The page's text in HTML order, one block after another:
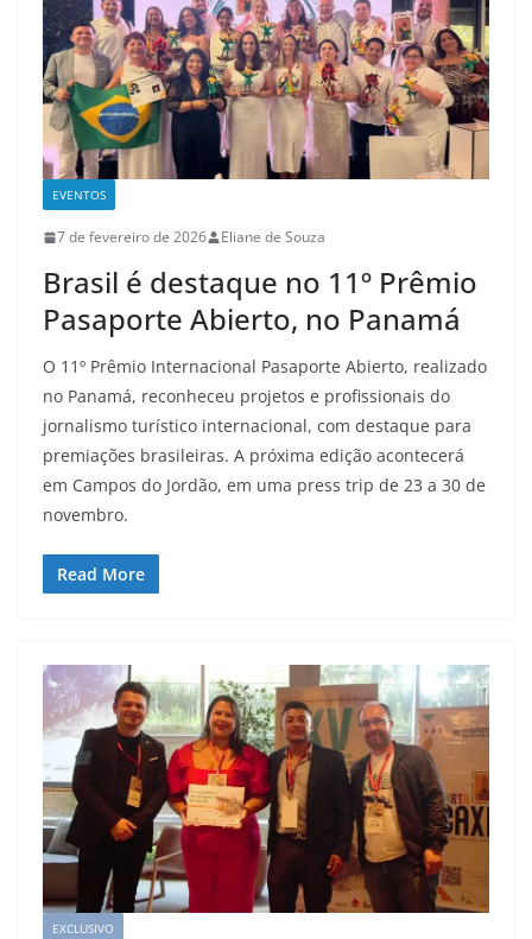
EVENTOS
7 de fevereiro de 2026 Eliane de Souza
Brasil é destaque no 11º Prêmio
Pasaporte Abierto, no Panamá
O 11º Prêmio Internacional Pasaporte Abierto, realizado
no Panamá, reconheceu projetos e profissionais do
jornalismo turístico internacional, com destaque para
premiações brasileiras. A próxima edição acontecerá
em Campos do Jordão, em uma press trip de 23 a 30 de
novembro.
Read More
EXCLUSIVO